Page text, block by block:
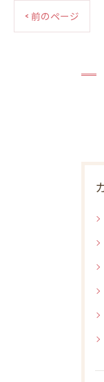
< 前のページ